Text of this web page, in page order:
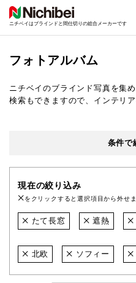
ニチベイはブラインドと間仕切りの総合メーカーです
フォトアルバム
ニチベイのブラインド写真を集め
検索もできますので、インテリ
条件で
現在の絞り込み
をクリックすると選択項目から外せま
たて長窓 遮熱
北欧 ソフィー